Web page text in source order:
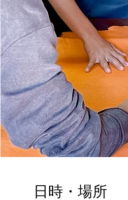
日時・場所